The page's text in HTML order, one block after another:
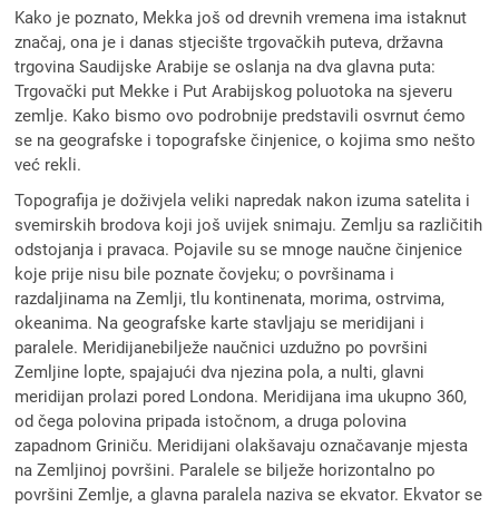
Kako je poznato, Mekka još od drevnih vremena ima istaknut
značaj, ona je i danas stjecište trgovačkih puteva, državna
trgovina Saudijske Arabije se oslanja na dva glavna puta:
Trgovački put Mekke i Put Arabijskog poluotoka na sjeveru
zemlje. Kako bismo ovo podrobnije predstavili osvrnut ćemo
se na geografske i topografske činjenice, o kojima smo nešto
već rekli.
Topografija je doživjela veliki napredak nakon izuma satelita i
svemirskih brodova koji još uvijek snimaju. Zemlju sa različitih
odstojanja i pravaca. Pojavile su se mnoge naučne činjenice
koje prije nisu bile poznate čovjeku; o površinama i
razdaljinama na Zemlji, tlu kontinenata, morima, ostrvima,
okeanima. Na geografske karte stavljaju se meridijani i
paralele. Meridijanebilježe naučnici uzdužno po površini
Zemljine lopte, spajajući dva njezina pola, a nulti, glavni
meridijan prolazi pored Londona. Meridijana ima ukupno 360,
od čega polovina pripada istočnom, a druga polovina
zapadnom Griniču. Meridijani olakšavaju označavanje mjesta
na Zemljinoj površini. Paralele se bilježe horizontalno po
površini Zemlje, a glavna paralela naziva se ekvator. Ekvator se